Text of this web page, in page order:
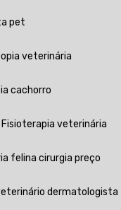
pet
veterinária
cachorro
Fisioterapia veterinária
felina cirurgia preço
veterinário dermatologista